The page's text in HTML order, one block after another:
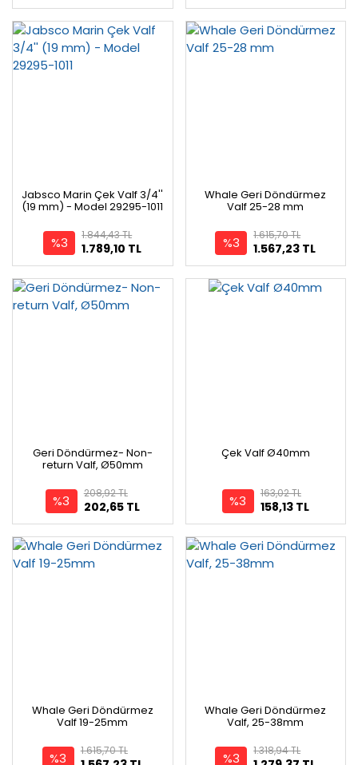
Jabsco Marin Çek Valf 3/4''
(19 mm) - Model 29295-1011
%3 1.789,10 TL
1.844,43 TL
Whale Geri Döndürmez
Valf 25-28 mm
%3 1.567,23 TL
1.615,70 TL
Geri Döndürmez- Non-
return Valf, Ø50mm
%3 202,65 TL
208,92 TL
Çek Valf Ø40mm
%3 158,13 TL
163,02 TL
Whale Geri Döndürmez
Valf 19-25mm
%3 1.615,70 TL
Whale Geri Döndürmez
Valf, 25-38mm
%3 1.318,94 TL